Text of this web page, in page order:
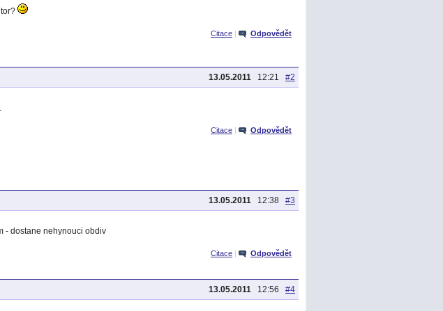
Citace | Odpovědět
13.05.2011 12:21 #2
Citace | Odpovědět
13.05.2011 12:38 #3
- dostane nehynouci obdiv
Citace | Odpovědět
13.05.2011 12:56 #4